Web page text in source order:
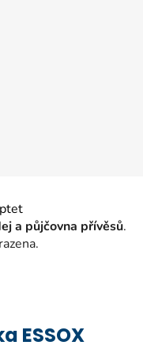
a půjčovna přívěsů.
ESSOX